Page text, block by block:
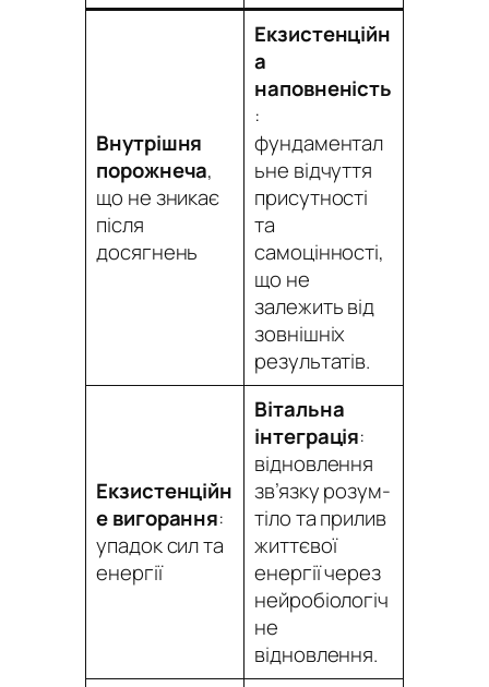
Внутрішня
порожнеча,
що не зникає
після
досягнень
Екзистенційн
а
наповненість
:
фундаментал
ьне відчуття
присутності
та
самоцінності,
що не
залежить від
зовнішніх
результатів.
Екзистенційн
е вигорання:
упадок сил та
енергії
Вітальна
інтеграція:
відновлення
зв’язку розум-
тіло та прилив
життєвої
енергії через
нейробіологіч
не
відновлення.